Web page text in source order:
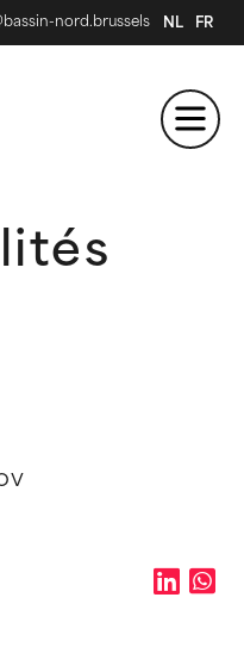
nord.brussels NL FR